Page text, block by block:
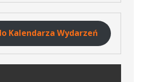
Kalendarza Wydarzeń